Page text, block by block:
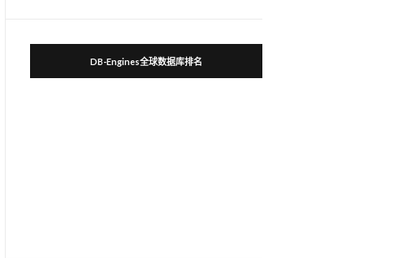
DB-Engines全球数据库排名